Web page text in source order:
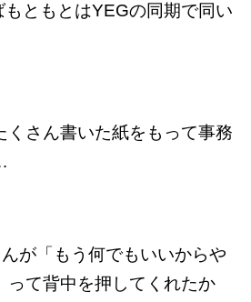
ともとはYEGの同期で同い
くさん書いた紙をもって事務
が「もう何でもいいからや
って背中を押してくれたか